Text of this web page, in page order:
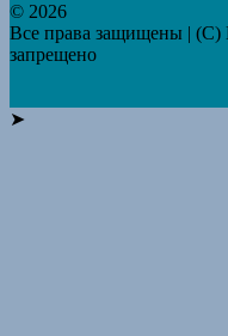
© 2026
Все права защищены | (C)
запрещено
➤